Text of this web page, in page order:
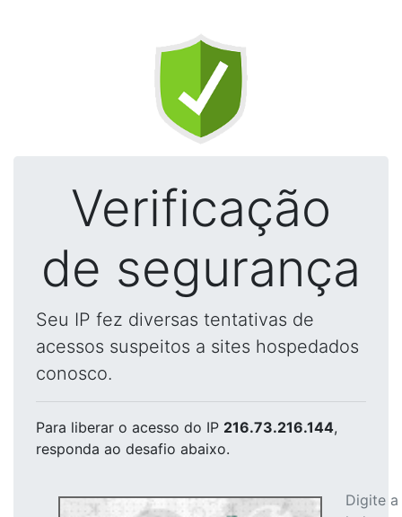
Verificação
de segurança
Seu IP fez diversas tentativas de
acessos suspeitos a sites hospedados
conosco.
Para liberar o acesso do IP 216.73.216.144,
responda ao desafio abaixo.
Digite